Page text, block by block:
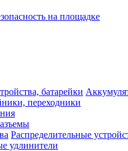
на площадке
переходники
Распределительные
удлинители